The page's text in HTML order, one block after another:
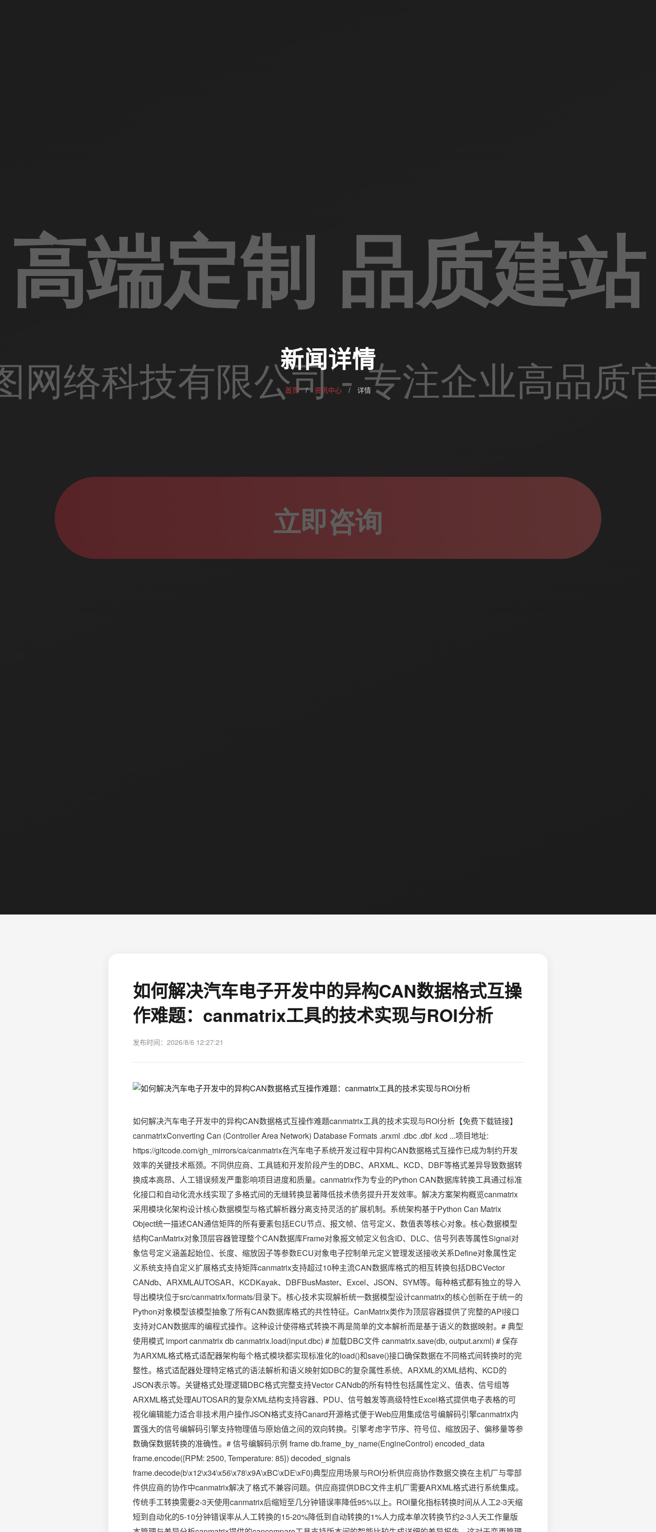
新闻详情
首页 / 资讯中心 / 详情
如何解决汽车电子开发中的异构CAN数据格式互操
作难题：canmatrix工具的技术实现与ROI分析
发布时间：2026/8/6 12:27:21
如何解决汽车电子开发中的异构CAN数据格式互操作难题canmatrix工具的技术实现与ROI分析【免费下载链接】
canmatrixConverting Can (Controller Area Network) Database Formats .arxml .dbc .dbf .kcd ...项目地址:
https://gitcode.com/gh_mirrors/ca/canmatrix在汽车电子系统开发过程中异构CAN数据格式互操作已成为制约开发
效率的关键技术瓶颈。不同供应商、工具链和开发阶段产生的DBC、ARXML、KCD、DBF等格式差异导致数据转
换成本高昂、人工错误频发严重影响项目进度和质量。canmatrix作为专业的Python CAN数据库转换工具通过标准
化接口和自动化流水线实现了多格式间的无缝转换显著降低技术债务提升开发效率。解决方案架构概览canmatrix
采用模块化架构设计核心数据模型与格式解析器分离支持灵活的扩展机制。系统架构基于Python Can Matrix
Object统一描述CAN通信矩阵的所有要素包括ECU节点、报文帧、信号定义、数值表等核心对象。核心数据模型
结构CanMatrix对象顶层容器管理整个CAN数据库Frame对象报文帧定义包含ID、DLC、信号列表等属性Signal对
象信号定义涵盖起始位、长度、缩放因子等参数ECU对象电子控制单元定义管理发送接收关系Define对象属性定
义系统支持自定义扩展格式支持矩阵canmatrix支持超过10种主流CAN数据库格式的相互转换包括DBCVector
CANdb、ARXMLAUTOSAR、KCDKayak、DBFBusMaster、Excel、JSON、SYM等。每种格式都有独立的导入
导出模块位于src/canmatrix/formats/目录下。核心技术实现解析统一数据模型设计canmatrix的核心创新在于统一的
Python对象模型该模型抽象了所有CAN数据库格式的共性特征。CanMatrix类作为顶层容器提供了完整的API接口
支持对CAN数据库的编程式操作。这种设计使得格式转换不再是简单的文本解析而是基于语义的数据映射。# 典型
使用模式 import canmatrix db canmatrix.load(input.dbc) # 加载DBC文件 canmatrix.save(db, output.arxml) # 保存
为ARXML格式格式适配器架构每个格式模块都实现标准化的load()和save()接口确保数据在不同格式间转换时的完
整性。格式适配器处理特定格式的语法解析和语义映射如DBC的复杂属性系统、ARXML的XML结构、KCD的
JSON表示等。关键格式处理逻辑DBC格式完整支持Vector CANdb的所有特性包括属性定义、值表、信号组等
ARXML格式处理AUTOSAR的复杂XML结构支持容器、PDU、信号触发等高级特性Excel格式提供电子表格的可
视化编辑能力适合非技术用户操作JSON格式支持Canard开源格式便于Web应用集成信号编解码引擎canmatrix内
置强大的信号编解码引擎支持物理值与原始值之间的双向转换。引擎考虑字节序、符号位、缩放因子、偏移量等参
数确保数据转换的准确性。# 信号编解码示例 frame db.frame_by_name(EngineControl) encoded_data
frame.encode({RPM: 2500, Temperature: 85}) decoded_signals
frame.decode(b\x12\x34\x56\x78\x9A\xBC\xDE\xF0)典型应用场景与ROI分析供应商协作数据交换在主机厂与零部
件供应商的协作中canmatrix解决了格式不兼容问题。供应商提供DBC文件主机厂需要ARXML格式进行系统集成。
传统手工转换需要2-3天使用canmatrix后缩短至几分钟错误率降低95%以上。ROI量化指标转换时间从人工2-3天缩
短到自动化的5-10分钟错误率从人工转换的15-20%降低到自动转换的1%人力成本单次转换节约2-3人天工作量版